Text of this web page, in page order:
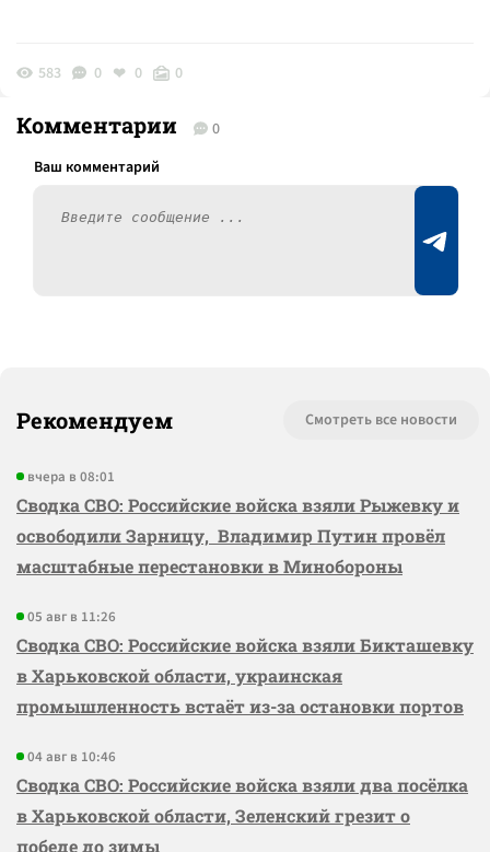
583 0 0 0
Комментарии 0
Рекомендуем Смотреть все новости
вчера в 08:01
Сводка СВО: Российские войска взяли Рыжевку и
освободили Зарницу, Владимир Путин провёл
масштабные перестановки в Минобороны
05 авг в 11:26
Сводка СВО: Российские войска взяли Бикташевку
в Харьковской области, украинская
промышленность встаёт из-за остановки портов
04 авг в 10:46
Сводка СВО: Российские войска взяли два посёлка
в Харьковской области, Зеленский грезит о
победе до зимы